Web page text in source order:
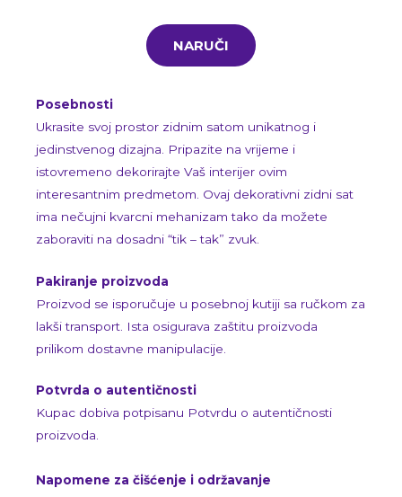
NARUČI
Posebnosti
Ukrasite svoj prostor zidnim satom unikatnog i
jedinstvenog dizajna. Pripazite na vrijeme i
istovremeno dekorirajte Vaš interijer ovim
interesantnim predmetom. Ovaj dekorativni zidni sat
ima nečujni kvarcni mehanizam tako da možete
zaboraviti na dosadni “tik – tak” zvuk.
Pakiranje proizvoda
Proizvod se isporučuje u posebnoj kutiji sa ručkom za
lakši transport. Ista osigurava zaštitu proizvoda
prilikom dostavne manipulacije.
Potvrda o autentičnosti
Kupac dobiva potpisanu Potvrdu o autentičnosti
proizvoda.
Napomene za čišćenje i održavanje